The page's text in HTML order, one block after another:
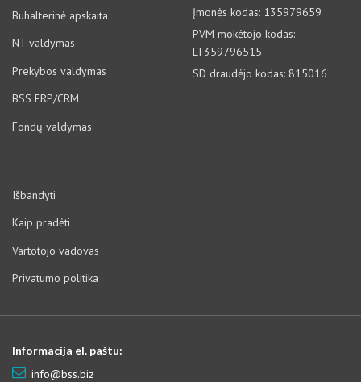
Buhalterinė apskaita
NT valdymas
Prekybos valdymas
BSS ERP/CRM
Fondų valdymas
Įmonės kodas: 135979659
PVM mokėtojo kodas:
LT359796515
SD draudėjo kodas: 815016
Išbandyti
Kaip pradėti
Vartotojo vadovas
Privatumo politika
Informacija el. paštu:
info@bss.biz